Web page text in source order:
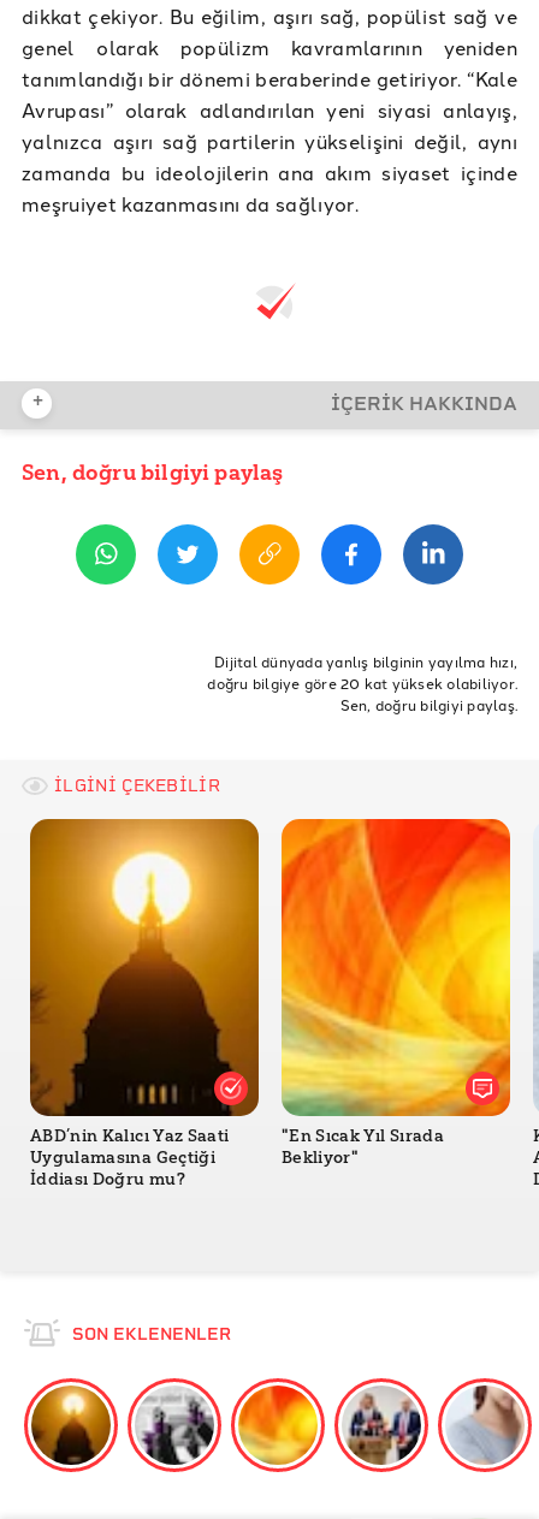
dikkat çekiyor. Bu eğilim, aşırı sağ, popülist sağ ve
genel olarak popülizm kavramlarının yeniden
tanımlandığı bir dönemi beraberinde getiriyor. “Kale
Avrupası” olarak adlandırılan yeni siyasi anlayış,
yalnızca aşırı sağ partilerin yükselişini değil, aynı
zamanda bu ideolojilerin ana akım siyaset içinde
meşruiyet kazanmasını da sağlıyor.
+ İÇERİK HAKKINDA
YAYIN TARİHİ
avrupa birliği
düzensiz göç
Aşırı Sağ Fransa
Trump
Radikal sağ
Sen, doğru bilgiyi paylaş
Dijital dünyada yanlış bilginin yayılma hızı,
doğru bilgiye göre 20 kat yüksek olabiliyor.
Sen, doğru bilgiyi paylaş.
İLGİNİ ÇEKEBİLİR
ABD’nin Kalıcı Yaz Saati
Uygulamasına Geçtiği
İddiası Doğru mu?
"En Sıcak Yıl Sırada
Bekliyor"
SON EKLENENLER